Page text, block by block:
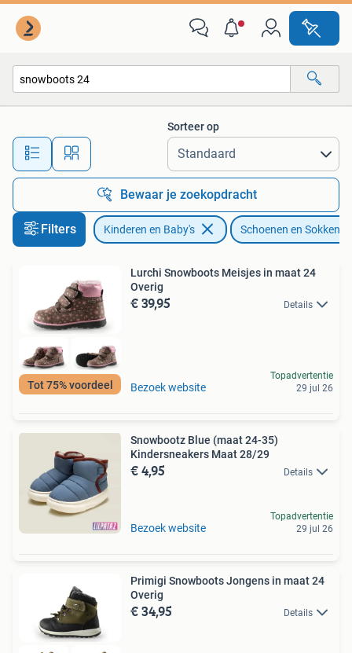
Alle afstanden…
Sorteer op
Bewaar je zoekopdracht
Filters Kinderen en Baby's Schoenen en Sokken
Tot 75% voordeel
Lurchi Snowboots Meisjes in maat 24
Overig
€ 39,95 Details
Bezoek website
Topadvertentie
29 jul 26
Snowbootz Blue (maat 24-35)
Kindersneakers Maat 28/29
€ 4,95 Details
Bezoek website
Topadvertentie
29 jul 26
Primigi Snowboots Jongens in maat 24
Overig
€ 34,95 Details